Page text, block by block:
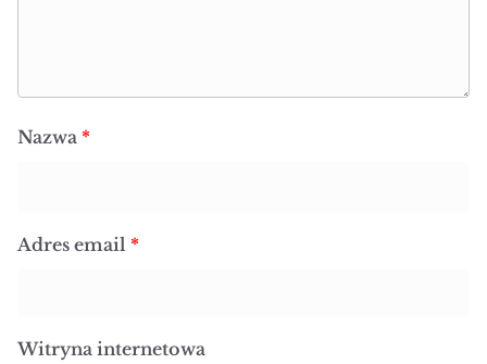
Nazwa *
Adres email *
Witryna internetowa